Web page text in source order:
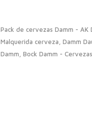
Pack de cervezas Damm - AK
Malquerida cerveza, Damm
Damm, Bock Damm -